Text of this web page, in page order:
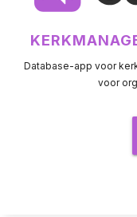
Database-app voor
voor